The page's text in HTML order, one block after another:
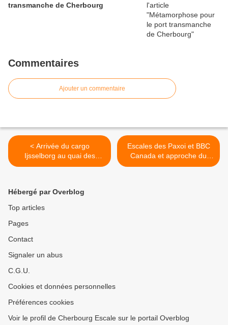
transmanche de Cherbourg
Commentaires
Ajouter un commentaire
< Arrivée du cargo
Ijsselborg au quai des
Flamands et de l'Abeille
Escales des Paxoi et BBC
Canada et approche du
Nord Organiser >
Hébergé par Overblog
Top articles
Pages
Contact
Signaler un abus
C.G.U.
Cookies et données personnelles
Préférences cookies
Voir le profil de Cherbourg Escale sur le portail Overblog